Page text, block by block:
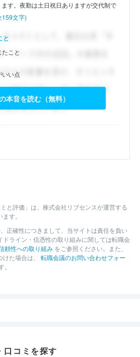
す。夜勤は土日祝日ありますが交代制で
159文字)
と
こと
いい点
本音を読む（無料）
と評価」は、株式会社リブセンスが運営する
す。
正確性につきまして、当サイトは責任を負い
ライン・信憑性の取り組みに関しては転職会
頼性への取り組み をご参照ください。また、
た場合は、 転職会議のお問い合わせフォー
口コミを探す